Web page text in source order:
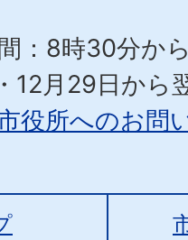
：8時30分か
12月29日から
役所へのお問